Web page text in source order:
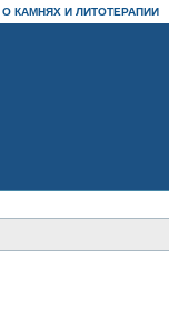
О КАМНЯХ И ЛИТОТЕРАПИИ